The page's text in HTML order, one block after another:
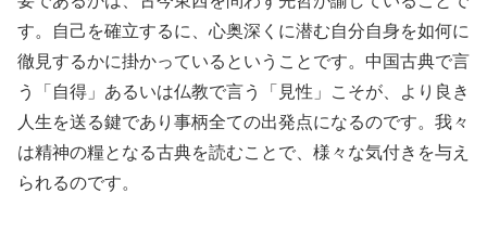
す。自己を確立するに、心奥深くに潜む自分自身を如何に
徹見するかに掛かっているということです。中国古典で言
う「自得」あるいは仏教で言う「見性」こそが、より良き
人生を送る鍵であり事柄全ての出発点になるのです。我々
は精神の糧となる古典を読むことで、様々な気付きを与え
られるのです。